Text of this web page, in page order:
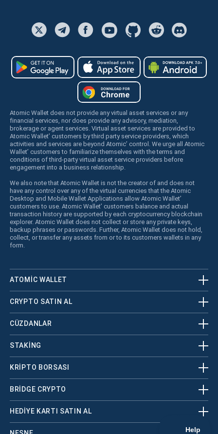
Atomic Wallet does not provide any virtual asset services or any
financial services, nor does provide any advisory, mediation,
brokerage or agent services. Virtual asset services are provided to
Atomic Wallet’ customers by third party service providers, which
activities and services are beyond Atomic’ control. We urge all Atomic
Wallet’ customers to familiarize themselves with the terms and
conditions of third-party virtual asset service providers before
engagement into a business relationship.
We also note that Atomic Wallet is not the creator of and does not
have any control over any of the virtual currencies that the Atomic
Desktop and Mobile Wallet Applications allow Atomic Wallet’
customers to use. Atomic Wallet’ customers balance and actual
transaction history are supported by each cryptocurrency blockchain
explorer. Atomic Wallet does not collect or store any private keys,
backup phrases or passwords. Further, Atomic Wallet does not hold,
collect, or transfer any assets from or to its customers wallets in any
form.
ATOMIC WALLET
CRYPTO SATIN AL
CÜZDANLAR
STAKING
KRİPTO BORSASI
BRIDGE CRYPTO
HEDIYE KARTI SATIN AL